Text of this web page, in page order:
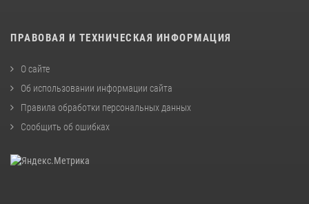
ПРАВОВАЯ И ТЕХНИЧЕСКАЯ ИНФОРМАЦИЯ
О сайте
Об использовании информации сайта
Правила обработки персональных данных
Сообщить об ошибках